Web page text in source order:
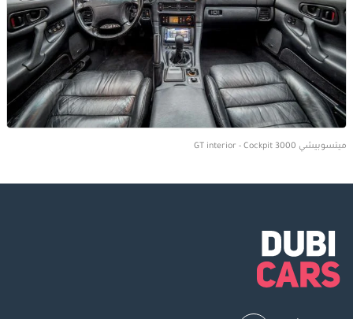
ميتسوبيشي 3000 GT interior - Cockpit